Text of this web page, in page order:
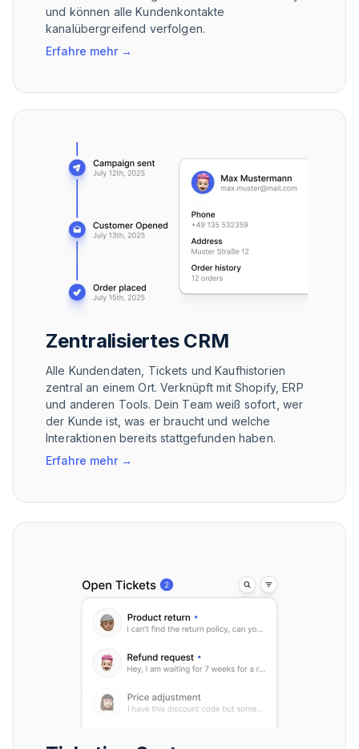
und können alle Kundenkontakte
kanalübergreifend verfolgen.
Erfahre mehr→
Zentralisiertes CRM
Alle Kundendaten, Tickets und Kaufhistorien
zentral an einem Ort. Verknüpft mit Shopify, ERP
und anderen Tools. Dein Team weiß sofort, wer
der Kunde ist, was er braucht und welche
Interaktionen bereits stattgefunden haben.
Erfahre mehr→